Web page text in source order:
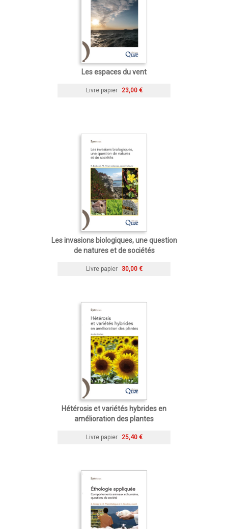
Les espaces du vent
Livre papier 23,00 €
Les invasions biologiques, une question
de natures et de sociétés
Livre papier 30,00 €
Hétérosis et variétés hybrides en
amélioration des plantes
Livre papier 25,40 €